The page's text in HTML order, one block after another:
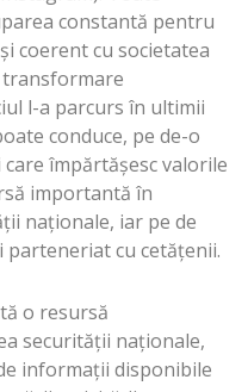
constantă pentru
coerent cu societatea
transformare
l-a parcurs în ultimii
conduce, pe de-o
împărtăşesc valorile
importantă în
naționale, iar pe de
cu cetăţenii.
o resursă
securităţii naţionale,
informații disponibile